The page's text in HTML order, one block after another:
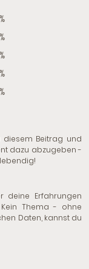
%
%
%
%
%
diesem Beitrag und
dazu abzugeben -
deine Erfahrungen
Thema - ohne
Daten, kannst du